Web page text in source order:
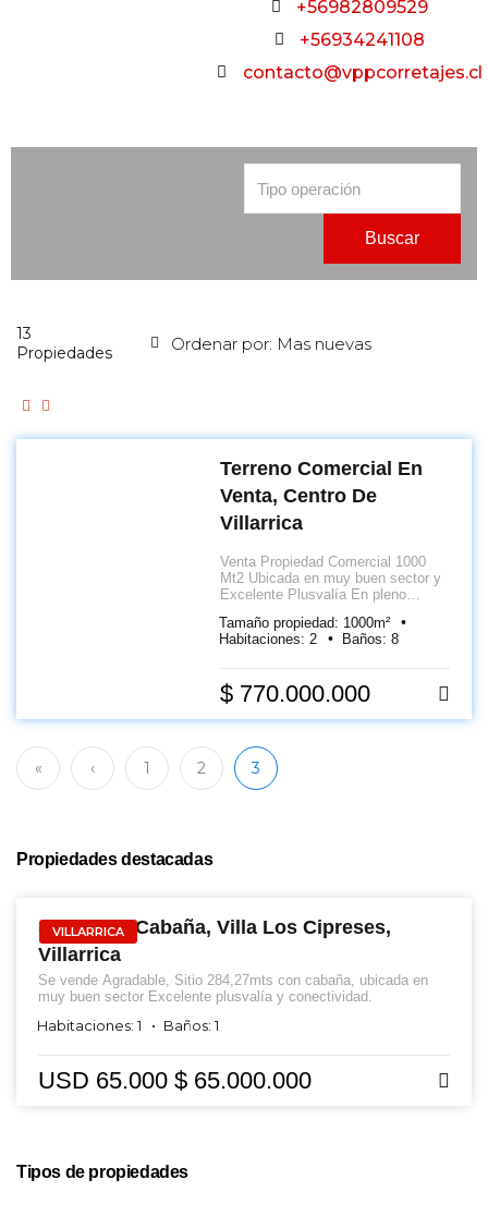
+56982809529
+56934241108
contacto@vppcorretajes.cl
Buscar
13
Propiedades
Terreno Comercial En
Venta, Centro De
Villarrica
Venta Propiedad Comercial 1000
Mt2 Ubicada en muy buen sector y
Excelente Plusvalía En pleno
completamente equipado, llave en
mano Amplio estacionamiento
Tamaño propiedad: 1000m²
Habitaciones: 2
Baños: 8
$ 770.000.000
« ‹ 1 2 3
Propiedades destacadas
VILLARRICA
VENTA
Sitio, Con Cabaña, Villa Los Cipreses,
Villarrica
Se vende Agradable, Sitio 284,27mts con cabaña, ubicada en
muy buen sector Excelente plusvalía y conectividad.
Habitaciones: 1 Baños: 1
USD 65.000 $ 65.000.000
Tipos de propiedades